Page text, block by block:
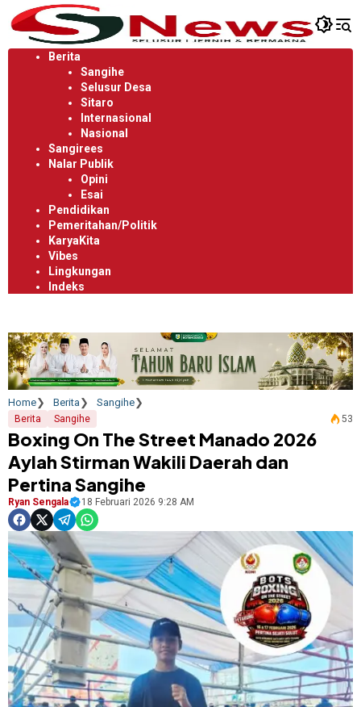
Langsung
ke
konten
Berita
Sangihe
Selusur Desa
Sitaro
Internasional
Nasional
Sangirees
Nalar Publik
Opini
Esai
Pendidikan
Pemeritahan/Politik
KaryaKita
Vibes
Lingkungan
Indeks
Home Berita Sangihe
Berita Sangihe 53
Boxing On The Street Manado 2026
Aylah Stirman Wakili Daerah dan
Pertina Sangihe
Ryan Sengala 18 Februari 2026 9:28 AM